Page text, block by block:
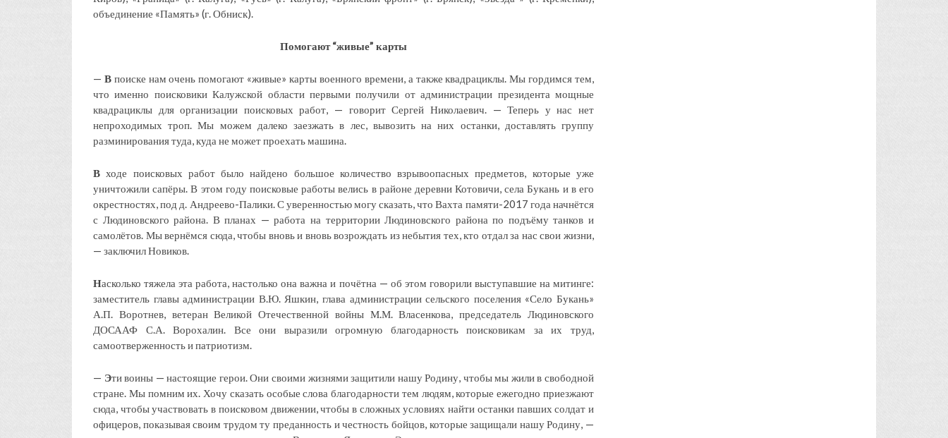
объединение «Память» (г. Обниск).
Помогают “живые” карты
— Впоиске нам очень помогают «живые» карты военного времени, а также квадрациклы. Мы гордимся тем,
что именно поисковики Калужской области первыми получили от администрации президента мощные
квадрациклы для организации поисковых работ, — говорит Сергей Николаевич. — Теперь у нас нет
непроходимых троп. Мы можем далеко заезжать в лес, вывозить на них останки, доставлять группу
разминирования туда, куда не может проехать машина.
В ходе поисковых работ было найдено большое количество взрывоопасных предметов, которые уже
уничтожили сапёры. В этом году поисковые работы велись в районе деревни Котовичи, села Букань и в его
окрестностях, под д. Андреево-Палики. С уверенностью могу сказать, что Вахта памяти-2017 года начнётся
с Людиновского района. В планах — работа на территории Людиновского района по подъёму танков и
самолётов. Мы вернёмся сюда, чтобы вновь и вновь возрождать из небытия тех, кто отдал за нас свои жизни,
— заключил Новиков.
Насколько тяжела эта работа, настолько она важна и почётна — об этом говорили выступавшие на митинге:
заместитель главы администрации В.Ю. Яшкин, глава администрации сельского поселения «Село Букань»
А.П. Воротнев, ветеран Великой Отечественной войны М.М. Власенкова, председатель Людиновского
ДОСААФ С.А. Ворохалин. Все они выразили огромную благодарность поисковикам за их труд,
самоотверженность и патриотизм.
— Эти воины — настоящие герои. Они своими жизнями защитили нашу Родину, чтобы мы жили в свободной
стране. Мы помним их. Хочу сказать особые слова благодарности тем людям, которые ежегодно приезжают
сюда, чтобы участвовать в поисковом движении, чтобы в сложных условиях найти останки павших солдат и
офицеров, показывая своим трудом ту преданность и честность бойцов, которые защищали нашу Родину, —